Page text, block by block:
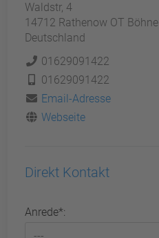
Waldstr, 4
14712 Rathenow OT Böhne
Deutschland
01629091422
01629091422
Email-Adresse
Webseite
Direkt Kontakt
Anrede*: